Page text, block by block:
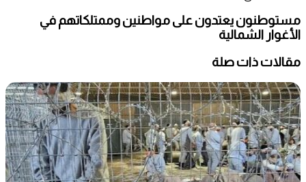
مستوطنون يعتدون على مواطنين وممتلكاتهم في
الأغوار الشمالية
مقالات ذات صلة